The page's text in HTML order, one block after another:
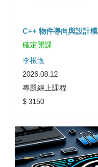
C++ 物件導向與設計
確定開課
李根逸
2026.08.12
專題線上課程
$ 3150